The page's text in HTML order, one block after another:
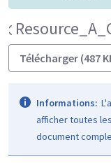
Télécharger (487
Informations:
afficher toutes
document